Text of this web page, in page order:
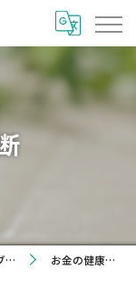
お金の健康診断